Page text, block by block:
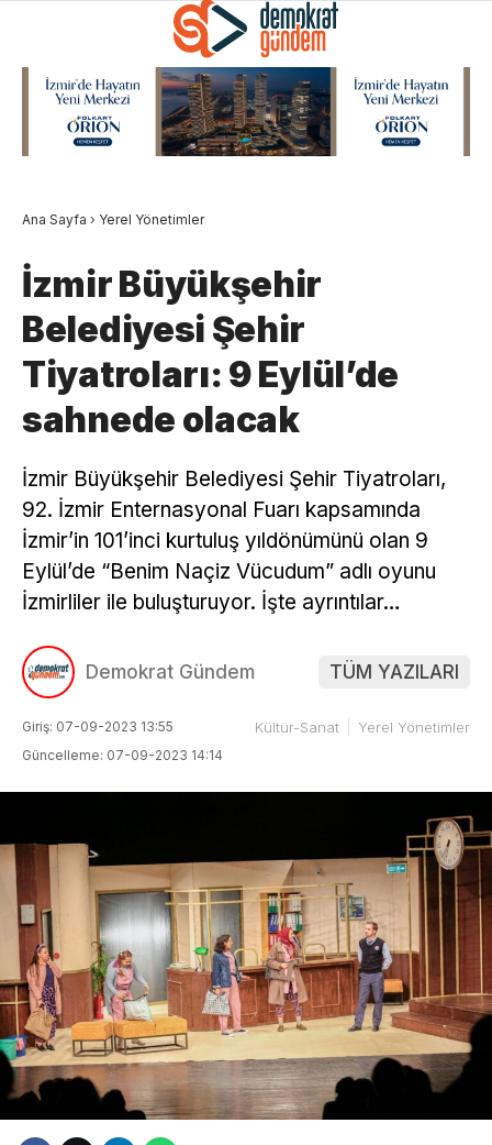
Ana Sayfa › Yerel Yönetimler
İzmir Büyükşehir
Belediyesi Şehir
Tiyatroları: 9 Eylül’de
sahnede olacak
İzmir Büyükşehir Belediyesi Şehir Tiyatroları,
92. İzmir Enternasyonal Fuarı kapsamında
İzmir’in 101’inci kurtuluş yıldönümünü olan 9
Eylül’de “Benim Naçiz Vücudum” adlı oyunu
İzmirliler ile buluşturuyor. İşte ayrıntılar…
Demokrat Gündem TÜM YAZILARI
Giriş: 07-09-2023 13:55
Güncelleme: 07-09-2023 14:14
Kültür-Sanat Yerel Yönetimler